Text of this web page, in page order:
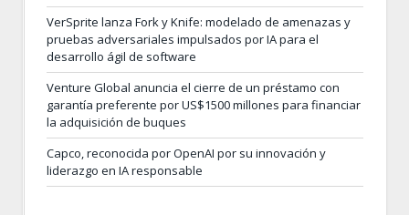
VerSprite lanza Fork y Knife: modelado de amenazas y
pruebas adversariales impulsados por IA para el
desarrollo ágil de software
Venture Global anuncia el cierre de un préstamo con
garantía preferente por US$1500 millones para financiar
la adquisición de buques
Capco, reconocida por OpenAI por su innovación y
liderazgo en IA responsable